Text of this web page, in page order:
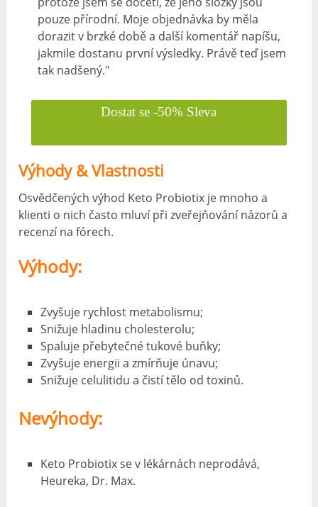
pouze přírodní. Moje objednávka by měla
dorazit v brzké době a další komentář napíšu,
jakmile dostanu první výsledky. Právě teď jsem
tak nadšený."
Dostat se -50% Sleva
Výhody & Vlastnosti
Osvědčených výhod Keto Probiotix je mnoho a
klienti o nich často mluví při zveřejňování názorů a
recenzí na fórech.
Výhody:
Zvyšuje rychlost metabolismu;
Snižuje hladinu cholesterolu;
Spaluje přebytečné tukové buňky;
Zvyšuje energii a zmírňuje únavu;
Snižuje celulitidu a čistí tělo od toxinů.
Nevýhody:
Keto Probiotix se v lékárnách neprodává,
Heureka, Dr. Max.